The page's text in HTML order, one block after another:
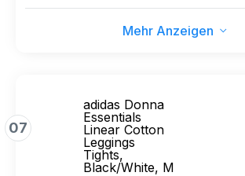
Mehr Anzeigen
07
adidas Donna
Essentials
Linear Cotton
Leggings
Tights,
Black/White, M